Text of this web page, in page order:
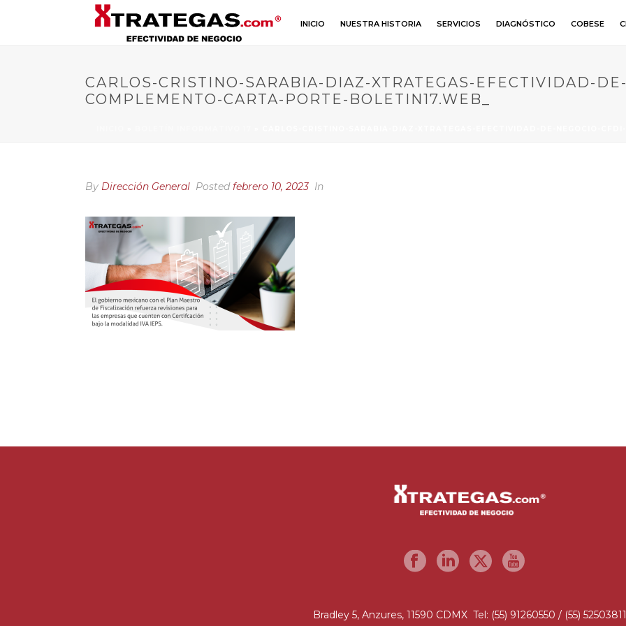
INICIO NUESTRA HISTORIA SERVICIOS DIAGNÓSTICO COBESE
CARLOS-CRISTINO-SARABIA-DIAZ-XTRATEGAS-EFECTIVIDAD-
COMPLEMENTO-CARTA-PORTE-BOLETIN17.WEB_
By Dirección General Posted febrero 10, 2023 In
Bradley 5, Anzures, 11590 CDMX Tel: (55) 91260550 / (55) 52503811